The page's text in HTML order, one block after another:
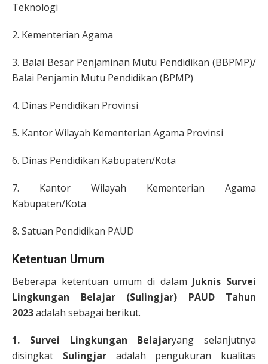
Teknologi
2. Kementerian Agama
3. Balai Besar Penjaminan Mutu Pendidikan (BBPMP)/
Balai Penjamin Mutu Pendidikan (BPMP)
4. Dinas Pendidikan Provinsi
5. Kantor Wilayah Kementerian Agama Provinsi
6. Dinas Pendidikan Kabupaten/Kota
7. Kantor Wilayah Kementerian Agama
Kabupaten/Kota
8. Satuan Pendidikan PAUD
Ketentuan Umum
Beberapa ketentuan umum di dalam Juknis Survei
Lingkungan Belajar (Sulingjar) PAUD Tahun
2023adalah sebagai berikut.
1. Survei Lingkungan Belajaryang selanjutnya
disingkat Sulingjaradalah pengukuran kualitas